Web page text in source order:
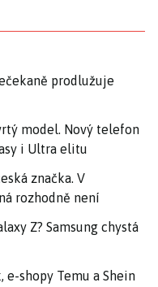
prodlužuje
model. Nový telefon
i Ultra elitu
značka. V
rozhodně není
Z? Samsung chystá
e-shopy Temu a Shein